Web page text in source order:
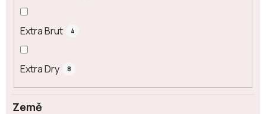
Země
Extra Brut 4
Extra Dry 8